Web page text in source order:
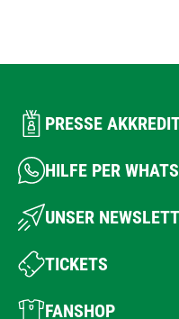
PRESSE
HILFE PER
UNSER
TICKETS
FANSHOP